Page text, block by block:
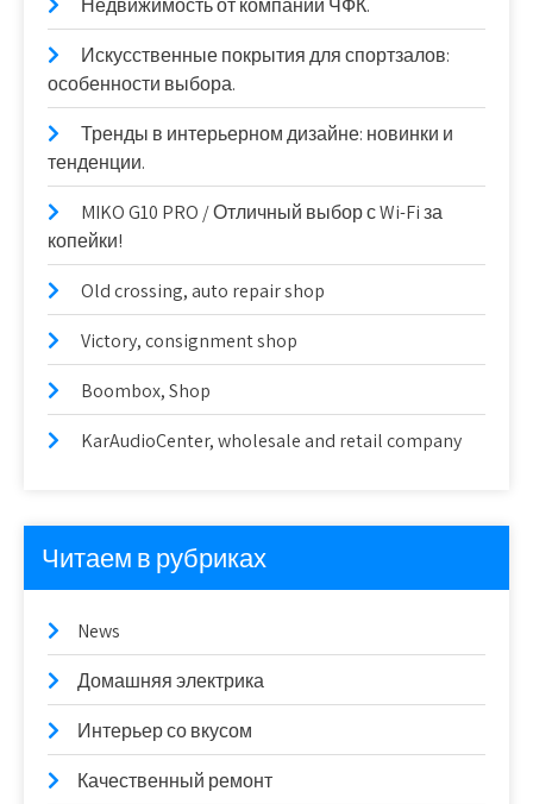
Недвижимость от компании ЧФК.
Искусственные покрытия для спортзалов:
особенности выбора.
Тренды в интерьерном дизайне: новинки и
тенденции.
MIKO G10 PRO / Отличный выбор с Wi-Fi за
копейки!
Old crossing, auto repair shop
Victory, consignment shop
Boombox, Shop
KarAudioCenter, wholesale and retail company
Читаем в рубриках
News
Домашняя электрика
Интерьер со вкусом
Качественный ремонт